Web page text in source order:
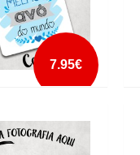
7.95€